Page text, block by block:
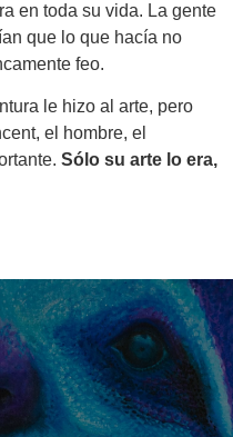
en toda su vida. La gente
que lo que hacía no
feo.
le hizo al arte, pero
el hombre, el
Sólo su arte lo era,